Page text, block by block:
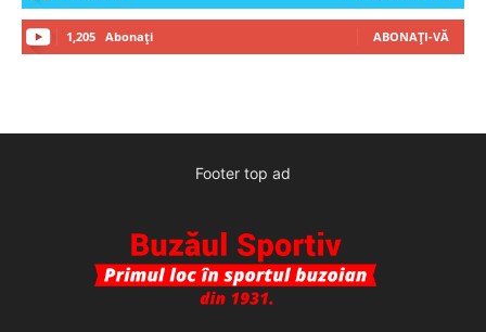
1,205 Abonați ABONAȚI-VĂ
Footer top ad